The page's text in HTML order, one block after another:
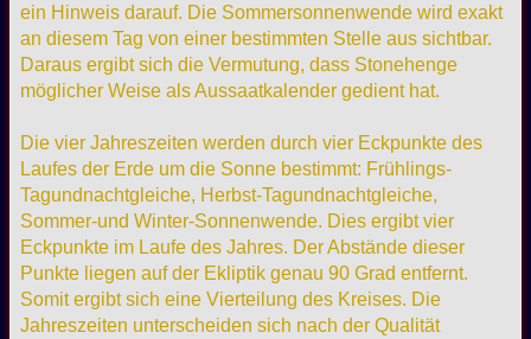
ein Hinweis darauf. Die Sommersonnenwende wird exakt
an diesem Tag von einer bestimmten Stelle aus sichtbar.
Daraus ergibt sich die Vermutung, dass Stonehenge
möglicher Weise als Aussaatkalender gedient hat.
Die vier Jahreszeiten werden durch vier Eckpunkte des
Laufes der Erde um die Sonne bestimmt: Frühlings-
Tagundnachtgleiche, Herbst-Tagundnachtgleiche,
Sommer-und Winter-Sonnenwende. Dies ergibt vier
Eckpunkte im Laufe des Jahres. Der Abstände dieser
Punkte liegen auf der Ekliptik genau 90 Grad entfernt.
Somit ergibt sich eine Vierteilung des Kreises. Die
Jahreszeiten unterscheiden sich nach der Qualität